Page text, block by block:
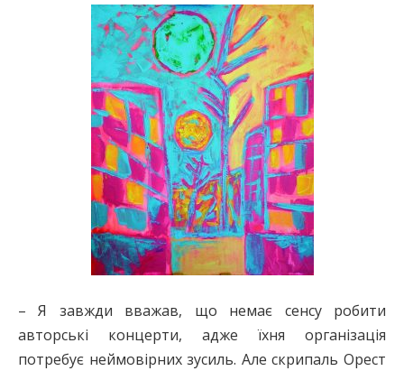
– Я завжди вважав, що немає сенсу робити
авторські концерти, адже їхня організація
потребує неймовірних зусиль. Але скрипаль Орест